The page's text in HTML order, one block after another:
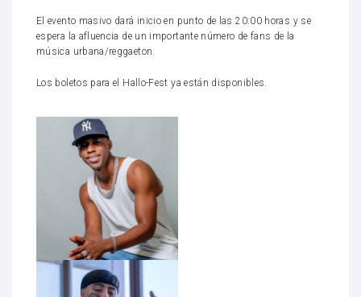
El evento masivo dará inicio en punto de las 20:00 horas y se
espera la afluencia de un importante número de fans de la
música urbana/reggaeton.
Los boletos para el Hallo-Fest ya están disponibles.